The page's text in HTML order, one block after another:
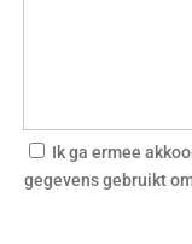
Ik ga ermee
gegevens gebruikt